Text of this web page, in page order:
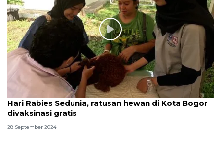
Hari Rabies Sedunia, ratusan hewan di Kota Bogor
divaksinasi gratis
28 September 2024